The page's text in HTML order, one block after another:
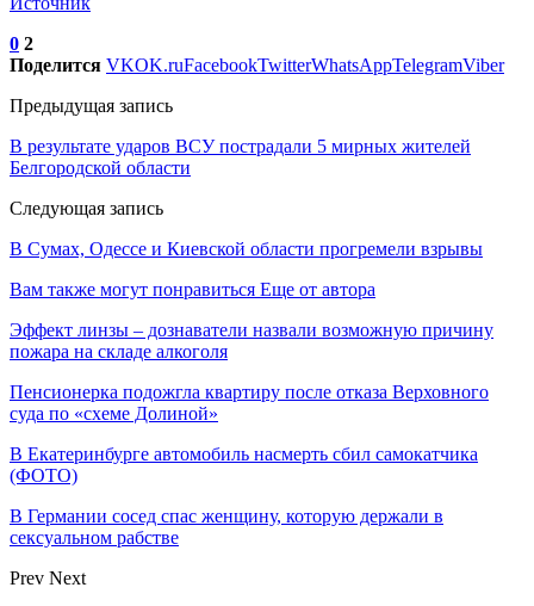
0 2
Поделится VKOK.ruFacebookTwitterWhatsAppTelegramViber
Предыдущая запись
В результате ударов ВСУ пострадали 5 мирных жителей
Белгородской области
Следующая запись
В Сумах, Одессе и Киевской области прогремели взрывы
Вам также могут понравиться Еще от автора
Эффект линзы – дознаватели назвали возможную причину
пожара на складе алкоголя
Пенсионерка подожгла квартиру после отказа Верховного
суда по «схеме Долиной»
В Екатеринбурге автомобиль насмерть сбил самокатчика
(ФОТО)
В Германии сосед спас женщину, которую держали в
сексуальном рабстве
Prev Next